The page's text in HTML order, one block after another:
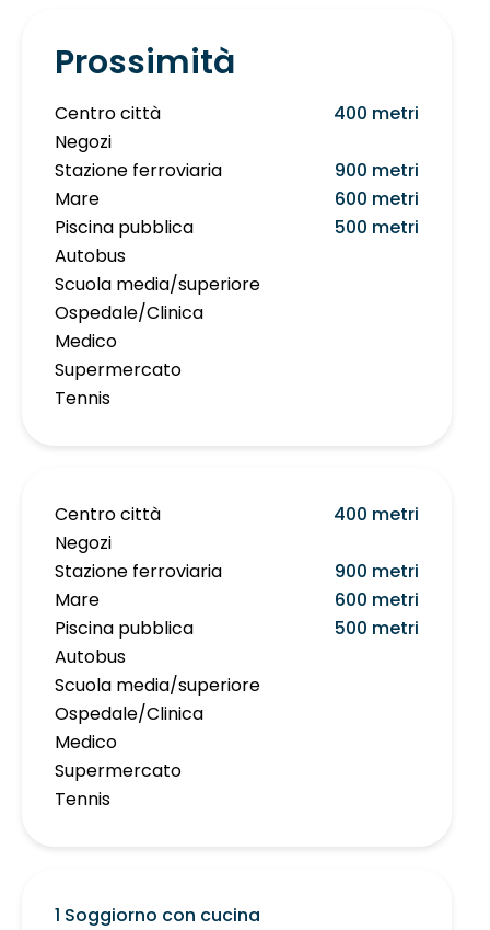
Prossimità
Centro città
400 metri
Negozi
Stazione ferroviaria
900 metri
Mare
600 metri
Piscina pubblica
500 metri
Autobus
Scuola media/superiore
Ospedale/Clinica
Medico
Supermercato
Tennis
Centro città
400 metri
Negozi
Stazione ferroviaria
900 metri
Mare
600 metri
Piscina pubblica
500 metri
Autobus
Scuola media/superiore
Ospedale/Clinica
Medico
Supermercato
Tennis
1 Soggiorno con cucina